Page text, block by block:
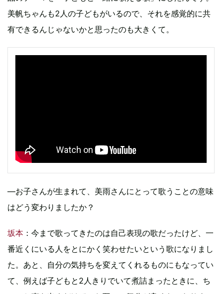
美帆ちゃんも2人の子どもがいるので、それを感覚的に共
有できるんじゃないかと思ったのも大きくて。
―お子さんが生まれて、美雨さんにとって歌うことの意味
はどう変わりましたか？
坂本 ：今まで歌ってきたのは自己表現の歌だったけど、一
番近くにいる人をとにかく笑わせたいという歌になりまし
た。あと、自分の気持ちを変えてくれるものにもなってい
て、例えば子どもと2人きりでいて煮詰まったときに、ち